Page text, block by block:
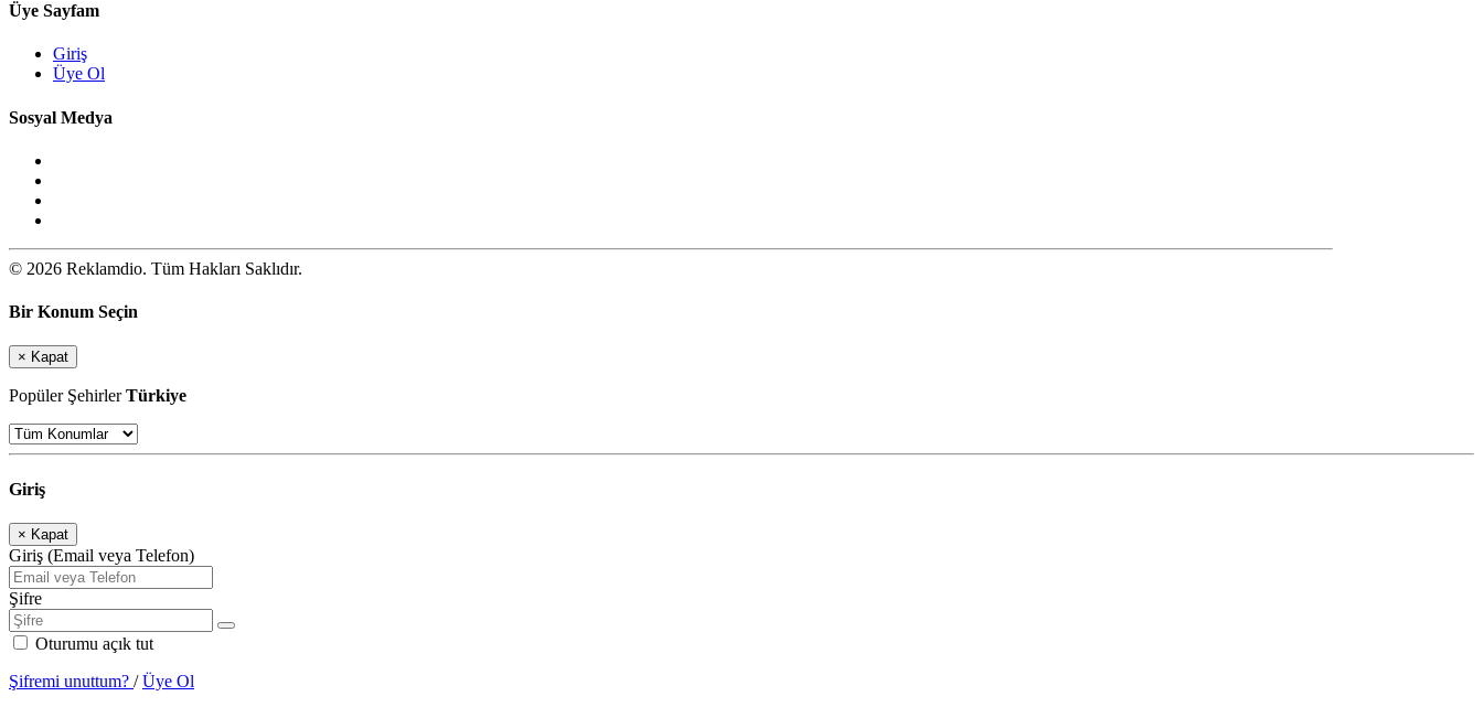
Üye Sayfam
Giriş
Üye Ol
Sosyal Medya
© 2026 Reklamdio. Tüm Hakları Saklıdır.
Bir Konum Seçin
× Kapat
Popüler ŞehirlerTürkiye
Giriş
× Kapat
Giriş (Email veya Telefon)
Şifre
Oturumu açık tut
Şifremi unuttum? /Üye Ol